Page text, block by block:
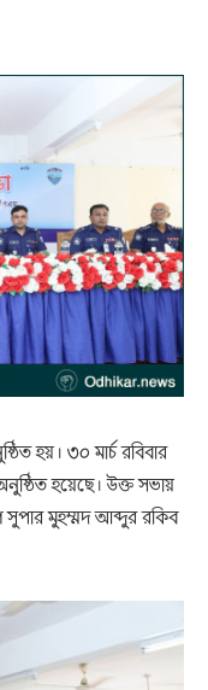
হয়। ৩০ মার্চ রবিবার
হয়েছে। উক্ত সভায়
সুপার মুহম্মদ আব্দুর রকিব